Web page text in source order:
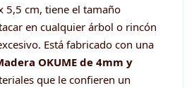
5,5 cm, tiene el tamaño
en cualquier árbol o rincón
Está fabricado con una
OKUME de 4mm y
que le confieren un